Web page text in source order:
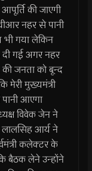
की जाएगी
नहर से पानी
गया लेकिन
दी गई अगर नहर
जनता को बून्द
मेरी मुख्यमंत्री
आएगा
विवेक जेन ने
लालसिह आर्य ने
कलेक्टर के
बैठक लेने उन्होंने